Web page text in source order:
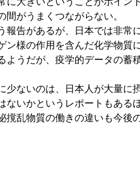
がうまくつながらない。
告があるが、日本では非常
ン様の作用を含んだ化学物質
ようだが、疫学的データの蓄
ないのは、日本人が大量に
いかというレポートもある
撹乱物質の働きの違いも今後